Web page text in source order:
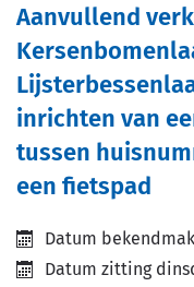
Aanvullend
inrichten van
tussen
een fietspad
Datum
Datum zitting